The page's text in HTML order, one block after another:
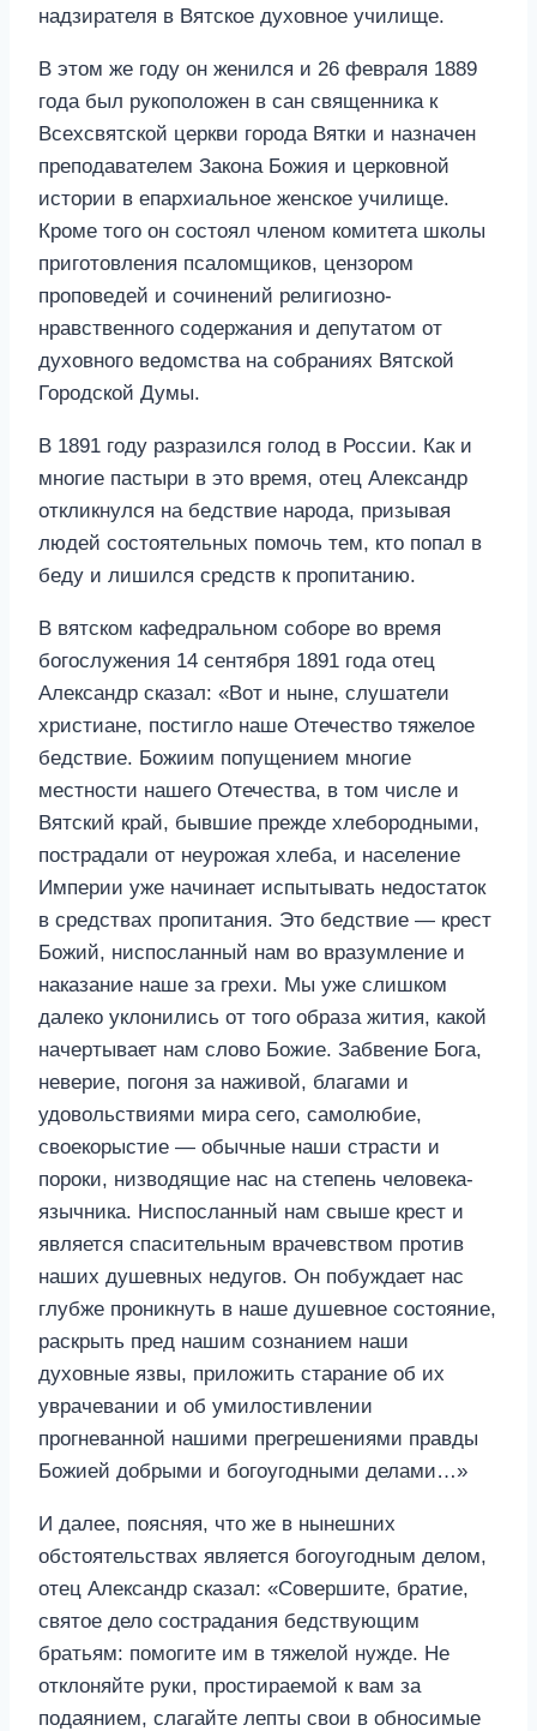
надзирателя в Вятское духовное училище.
В этом же году он женился и 26 февраля 1889
года был рукоположен в сан священника к
Всехсвятской церкви города Вятки и назначен
преподавателем Закона Божия и церковной
истории в епархиальное женское училище.
Кроме того он состоял членом комитета школы
приготовления псаломщиков, цензором
проповедей и сочинений религиозно-
нравственного содержания и депутатом от
духовного ведомства на собраниях Вятской
Городской Думы.
В 1891 году разразился голод в России. Как и
многие пастыри в это время, отец Александр
откликнулся на бедствие народа, призывая
людей состоятельных помочь тем, кто попал в
беду и лишился средств к пропитанию.
В вятском кафедральном соборе во время
богослужения 14 сентября 1891 года отец
Александр сказал: «Вот и ныне, слушатели
христиане, постигло наше Отечество тяжелое
бедствие. Божиим попущением многие
местности нашего Отечества, в том числе и
Вятский край, бывшие прежде хлебородными,
пострадали от неурожая хлеба, и население
Империи уже начинает испытывать недостаток
в средствах пропитания. Это бедствие — крест
Божий, ниспосланный нам во вразумление и
наказание наше за грехи. Мы уже слишком
далеко уклонились от того образа жития, какой
начертывает нам слово Божие. Забвение Бога,
неверие, погоня за наживой, благами и
удовольствиями мира сего, самолюбие,
своекорыстие — обычные наши страсти и
пороки, низводящие нас на степень человека-
язычника. Ниспосланный нам свыше крест и
является спасительным врачевством против
наших душевных недугов. Он побуждает нас
глубже проникнуть в наше душевное состояние,
раскрыть пред нашим сознанием наши
духовные язвы, приложить старание об их
уврачевании и об умилостивлении
прогневанной нашими прегрешениями правды
Божией добрыми и богоугодными делами…»
И далее, поясняя, что же в нынешних
обстоятельствах является богоугодным делом,
отец Александр сказал: «Совершите, братие,
святое дело сострадания бедствующим
братьям: помогите им в тяжелой нужде. Не
отклоняйте руки, простираемой к вам за
подаянием, слагайте лепты свои в обносимые